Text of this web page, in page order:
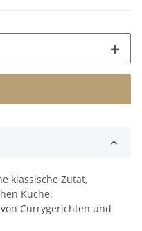
klassische Zutat,
Küche.
Currygerichten und